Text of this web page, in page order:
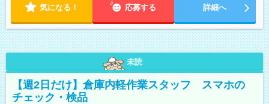
気になる！ 応募する 詳細へ
未読
【週2日だけ】倉庫内軽作業スタッフ スマホの
チェック・検品